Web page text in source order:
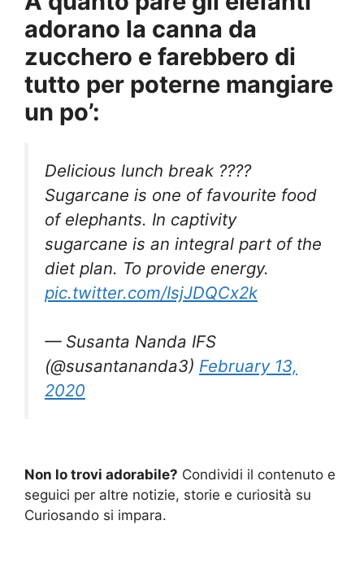
adorano la canna da
zucchero e farebbero di
tutto per poterne mangiare
un po’:
Delicious lunch break ????
Sugarcane is one of favourite food
of elephants. In captivity
sugarcane is an integral part of the
diet plan. To provide energy.
pic.twitter.com/IsjJDQCx2k
— Susanta Nanda IFS
(@susantananda3) February 13,
2020
Non lo trovi adorabile? Condividi il contenuto e
seguici per altre notizie, storie e curiosità su
Curiosando si impara.